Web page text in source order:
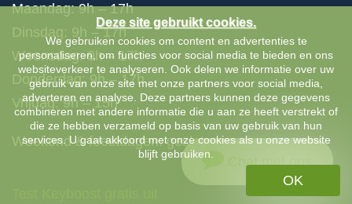
Maandag: 9h – 17h
Dinsdag: 9h – 17h
Woensdag: 9h – 17h
Donderdag: 9h – 17h
Vrijdag: 9h – 15h
Weekend & feestdagen: gesloten
Chat met ons
Deze site gebruikt cookies.
We gebruiken cookies om content en advertenties te
personaliseren, om functies voor social media te bieden en ons
websiteverkeer te analyseren. Ook delen we informatie over uw
gebruik van onze site met onze partners voor social media,
adverteren en analyse. Deze partners kunnen deze gegevens
combineren met andere informatie die u aan ze heeft verstrekt of
die ze hebben verzameld op basis van uw gebruik van hun
services. U gaat akkoord met onze cookies als u onze website
blijft gebruiken.
OK